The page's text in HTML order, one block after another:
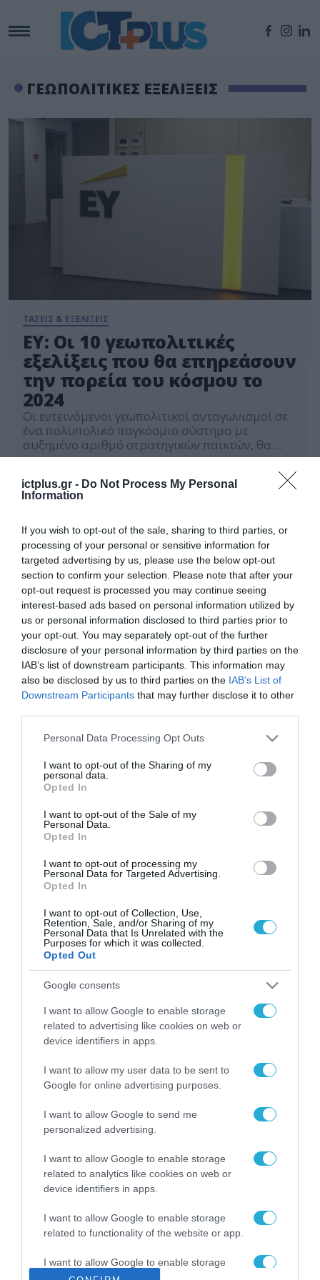
ictplus.gr - Do Not Process My Personal
Information
If you wish to opt-out of the sale, sharing to third parties, or
processing of your personal or sensitive information for
targeted advertising by us, please use the below opt-out
section to confirm your selection. Please note that after your
opt-out request is processed you may continue seeing
interest-based ads based on personal information utilized by
us or personal information disclosed to third parties prior to
your opt-out. You may separately opt-out of the further
disclosure of your personal information by third parties on the
IAB’s list of downstream participants. This information may
also be disclosed by us to third parties on the IAB’s List of
Downstream Participants that may further disclose it to other
Please note that this website/app uses one or more Google
not limited to your visit or usage behaviour. You may click to
grant or deny consent to Google and its third-party tags to
use your data for below specified purposes in below Google
consent section.
Personal Data Processing Opt Outs
I want to opt-out of the Sharing of my
personal data.
Opted In
I want to opt-out of the Sale of my
Personal Data.
Opted In
I want to opt-out of processing my
Personal Data for Targeted Advertising.
Opted In
I want to opt-out of Collection, Use,
Retention, Sale, and/or Sharing of my
Personal Data that Is Unrelated with the
Purposes for which it was collected.
Opted Out
Google consents
I want to allow Google to enable storage
related to advertising like cookies on web or
device identifiers in apps.
I want to allow my user data to be sent to
Google for online advertising purposes.
I want to allow Google to send me
personalized advertising.
I want to allow Google to enable storage
related to analytics like cookies on web or
device identifiers in apps.
I want to allow Google to enable storage
related to functionality of the website or app.
I want to allow Google to enable storage
related to personalization.
ΓΕΩΠΟΛΙΤΙΚΕΣ ΕΞΕΛΙΞΕΙΣ
ΤΑΣΕΙΣ & ΕΞΕΛΙΞΕΙΣ
ΕΥ: Οι 10 γεωπολιτικές
εξελίξεις που θα επηρεάσουν
την πορεία του κόσμου το
2024
Οι εντεινόμενοι γεωπολιτικοί ανταγωνισμοί σε
ένα πολυπολικό παγκόσμιο σύστημα με
αυξημένο αριθμό στρατηγικών παικτών, θα
υποχρεώσουν κυβερνήσεις και επιχειρήσεις να
δώσουν μεγαλύτερη έμφαση στην οικοδόμηση
ανθεκτικότητας απέναντι σε αναδυόμενους
κινδύνους, το 2024. Σε ένα περιβάλλον
μετασχηματιστικές τάσεις που θα
διαμορφώσουν το 2024, σύμφωνα με την
τελευταία έκδοση της τακτικής έκθεσης της […]
ΡΟΗ ΕΙΔΗΣΕΩΝ
Το χρηματοδοτούμενο
από την ΕΕ έργο “The
Gaming Police”
ενισχύει την ασφάλεια
των παιδιών στο
διαδίκτυο
31.07.2026
ΑΑΔΕ: Διευκρινίσεις
για τα πρόστιμα σε
αφορούν τους ΦΗΜ
Σ. Καλαφάτης: «Η
Τεχνητή Νοημοσύνη
δεν είναι απλώς μια
μια νέα βιομηχανική
επανάσταση»
Νέος οδηγός του ΕΚΤ
των ελληνικών